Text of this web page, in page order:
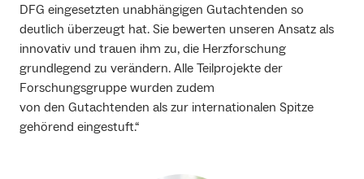
DFG eingesetzten unabhängigen Gutachtenden so
deutlich überzeugt hat. Sie bewerten unseren Ansatz als
innovativ und trauen ihm zu, die Herzforschung
grundlegend zu verändern. Alle Teilprojekte der
Forschungsgruppe wurden zudem
von den Gutachtenden als zur internationalen Spitze
gehörend eingestuft.“